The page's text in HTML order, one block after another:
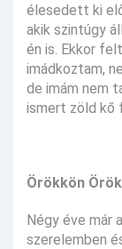
élesedett ki
akik szintúgy
én is. Ekkor
imádkoztam,
de imám nem
ismert zöld kő
Örökkön
Négy éve már
szerelemben